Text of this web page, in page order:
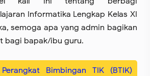
Informatika Lengkap Kelas XI
semoga apa yang admin bagikan
bagi bapak/ibu guru.
Perangkat Bimbingan TIK (BTIK)